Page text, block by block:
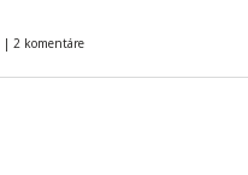
| 2 komentáre